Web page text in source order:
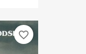
favorite_border